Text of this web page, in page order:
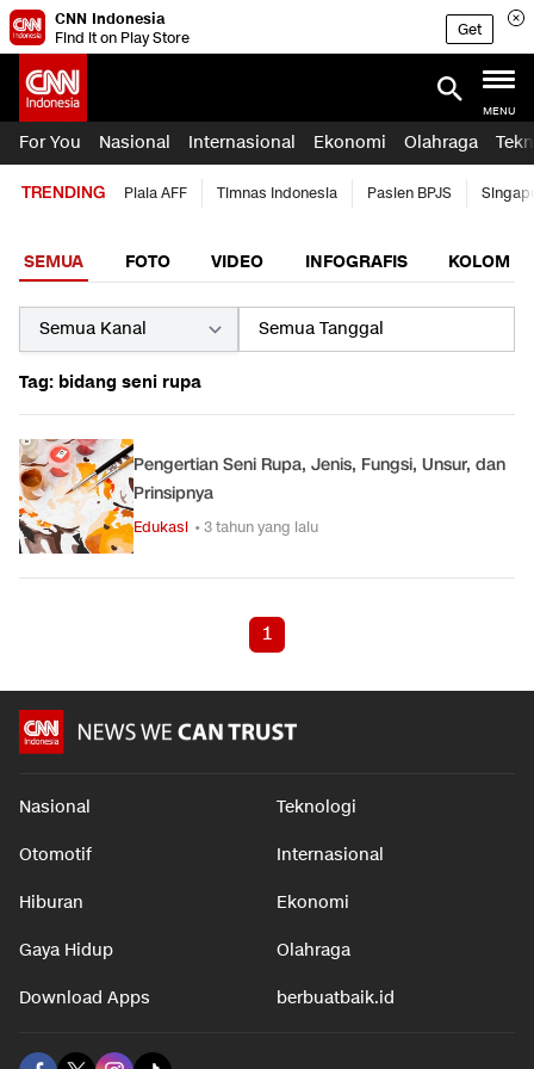
CNN Indonesia
Find it on Play Store
Get
MENU
For You Nasional Internasional Ekonomi Olahraga
TRENDING Piala AFF Timnas Indonesia Pasien BPJS
SEMUA FOTO VIDEO INFOGRAFIS KOLOM
Tag: bidang seni rupa
Pengertian Seni Rupa, Jenis, Fungsi, Unsur, dan
Prinsipnya
Edukasi • 3 tahun yang lalu
1
Nasional Teknologi
Otomotif Internasional
Hiburan Ekonomi
Gaya Hidup Olahraga
Download Apps berbuatbaik.id